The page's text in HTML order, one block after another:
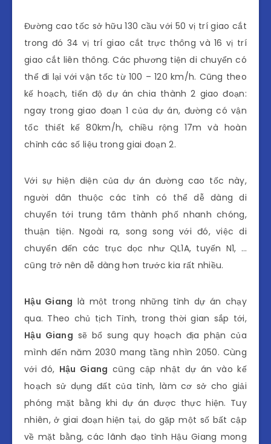
Đường cao tốc sở hữu 130 cầu với 50 vị trí giao cắt
trong đó 34 vị trí giao cắt trực thông và 16 vị trí
giao cắt liên thông. Các phương tiện di chuyển có
thể đi lại với vận tốc từ 100 – 120 km/h. Cũng theo
kế hoạch, tiến độ dự án chia thành 2 giao đoạn:
ngay trong giao đoạn 1 của dự án, đường có vận
tốc thiết kế 80km/h, chiều rộng 17m và hoàn
chỉnh các số liệu trong giai đoạn 2.
Với sự hiện diện của dự án đường cao tốc này,
người dân thuộc các tỉnh có thể dễ dàng di
chuyển tới trung tâm thành phố nhanh chóng,
thuận tiện. Ngoài ra, song song với đó, việc di
chuyển đến các trục dọc như QL1A, tuyến N1, …
cũng trở nên dễ dàng hơn trước kia rất nhiều.
Hậu Giang là một trong những tỉnh dự án chạy
qua. Theo chủ tịch Tỉnh, trong thời gian sắp tới,
Hậu Giang sẽ bổ sung quy hoạch địa phận của
mình đến năm 2030 mang tầng nhìn 2050. Cùng
với đó, Hậu Giang cũng cập nhật dự án vào kế
hoạch sử dụng đất của tỉnh, làm cơ sở cho giải
phóng mặt bằng khi dự án được thực hiện. Tuy
nhiên, ở giai đoạn hiện tại, do gặp một số bất cập
về mặt bằng, các lãnh đạo tỉnh Hậu Giang mong